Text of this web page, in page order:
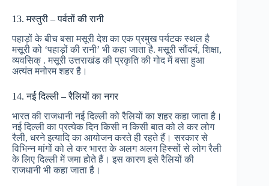
13. मस्तुरी – पर्वतों की रानी
पहाड़ों के बीच बसा मसूरी देश का एक प्रमुख पर्यटक स्थल है
मसूरी को ‘पहाड़ों की रानी’ भी कहा जाता है. मसूरी सौंदर्य, शिक्षा,
व्यवसिक् . मसूरी उत्तराखंड की प्रकृति की गोद में बसा हुआ
अत्‍यंत मनोरम शहर है।
14. नई दिल्ली – रैलियों का नगर
भारत की राजधानी नई दिल्ली को रैलियों का शहर कहा जाता है।
नई दिल्ली का प्रत्येक दिन किसी न किसी बात को ले कर लोग
रैली, धरने इत्यादि का आयोजन करते ही रहते हैं। सरकार से
विभिन्न मांगों को ले कर भारत के अलग अलग हिस्सों से लोग रैली
के लिए दिल्ली में जमा होते हैं। इस कारण इसे रैलियों की
राजधानी भी कहा जाता है।